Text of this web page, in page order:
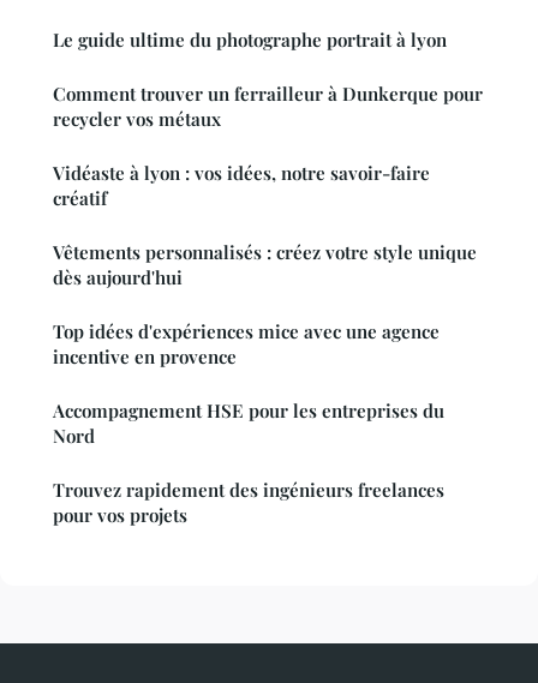
Le guide ultime du photographe portrait à lyon
Comment trouver un ferrailleur à Dunkerque pour
recycler vos métaux
Vidéaste à lyon : vos idées, notre savoir-faire
créatif
Vêtements personnalisés : créez votre style unique
dès aujourd'hui
Top idées d'expériences mice avec une agence
incentive en provence
Accompagnement HSE pour les entreprises du
Nord
Trouvez rapidement des ingénieurs freelances
pour vos projets